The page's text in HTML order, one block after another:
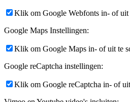
Klik om Google Webfonts in- of uit
Google Maps Instellingen:
Klik om Google Maps in- of uit te
Google reCaptcha instellingen:
Klik om Google reCaptcha in- of